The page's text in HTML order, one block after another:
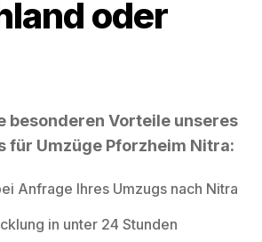
oder
besonderen Vorteile unseres
für Umzüge Pforzheim Nitra:
Anfrage Ihres Umzugs nach Nitra
in unter 24 Stunden